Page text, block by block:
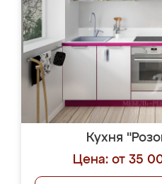
Кухня
Цена: от 35